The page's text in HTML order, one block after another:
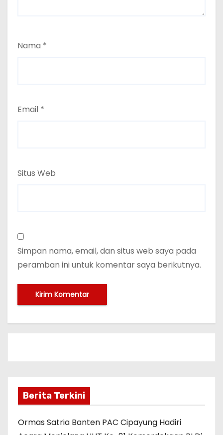
Nama *
Email *
Situs Web
Simpan nama, email, dan situs web saya pada
peramban ini untuk komentar saya berikutnya.
Berita Terkini
Ormas Satria Banten PAC Cipayung Hadiri